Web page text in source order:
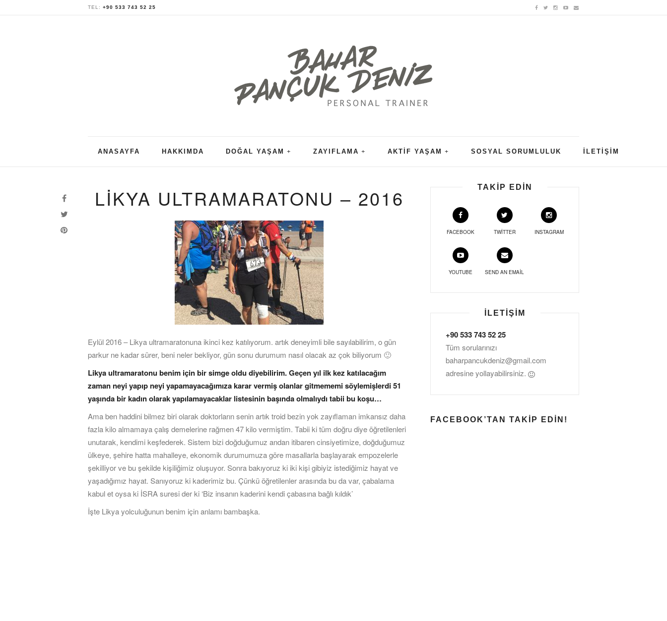
TEL: +90 533 743 52 25
ANASAYFA HAKKIMDA DOĞAL YAŞAM ZAYIFLAMA AKTIF YAŞAM SOSYAL SORUMLULUK İLETIŞIM
LİKYA ULTRAMARATONU – 2016
Eylül 2016 – Likya ultramaratonuna ikinci kez katılıyorum. artık deneyimli bile sayılabilirim, o gün
parkur ne kadar sürer, beni neler bekliyor, gün sonu durumum nasıl olacak az çok biliyorum 🙂
Likya ultramaratonu benim için bir simge oldu diyebilirim. Geçen yıl ilk kez katılacağım
zaman neyi yapıp neyi yapamayacağımıza karar vermiş olanlar gitmememi söylemişlerdi 51
yaşında bir kadın olarak yapılamayacaklar listesinin başında olmalıydı tabii bu koşu…
Ama ben haddini bilmez biri olarak doktorların senin artık troid bezin yok zayıflaman imkansız daha
fazla kilo almamaya çalış demelerine rağmen 47 kilo vermiştim. Tabii ki tüm doğru diye öğretilenleri
unutarak, kendimi keşfederek. Sistem bizi doğduğumuz andan itibaren cinsiyetimize, doğduğumuz
ülkeye, şehire hatta mahalleye, ekonomik durumumuza göre masallarla başlayarak empozelerle
şekilliyor ve bu şekilde kişiliğimiz oluşuyor. Sonra bakıyoruz ki iki kişi gibiyiz istediğimiz hayat ve
yaşadığımız hayat. Sanıyoruz ki kaderimiz bu. Çünkü öğretilenler arasında bu da var, çabalama
kabul et oysa ki İSRA suresi der ki ‘Biz insanın kaderini kendi çabasına bağlı kıldık’
İşte Likya yolculuğunun benim için anlamı bambaşka.
TAKIP EDIN
FACEBOOK TWITTER INSTAGRAM
YOUTUBE SEND AN EMAIL
İLETIŞIM
+90 533 743 52 25
Tüm sorularınızı
baharpancukdeniz@gmail.com
adresine yollayabilirsiniz.
FACEBOOK’TAN TAKIP EDIN!